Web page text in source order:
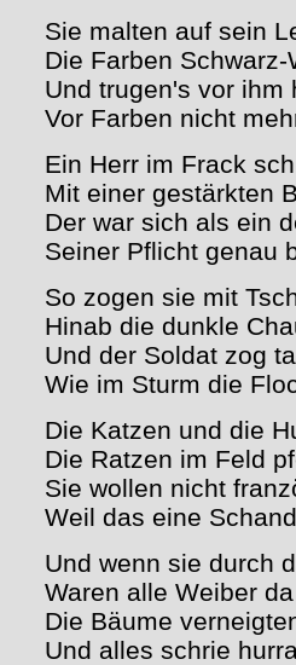
Sie malten auf sein
Die Farben Schwarz-
Und trugen's vor ihm
Vor Farben nicht
Ein Herr im Frack
Mit einer gestärkten
Der war sich als ein
Seiner Pflicht genau
So zogen sie mit
Hinab die dunkle
Und der Soldat zog
Wie im Sturm die
Die Katzen und die
Die Ratzen im Feld
Sie wollen nicht
Weil das eine
Und wenn sie durch
Waren alle Weiber da
Die Bäume
Und alles schrie